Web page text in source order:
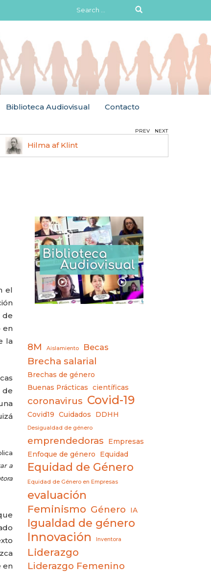
Search
for:
Biblioteca Audiovisual Contacto
Agnès Varda
PREV NEXT
el
de
en
la
de
a
en
8M Aislamiento Becas
Brecha salarial
Brechas de género
Buenas Prácticas
científicas
coronavirus Covid-19
Covid19 Cuidados DDHH
Desigualdad de género
emprendedoras
Empresas
Enfoque de género
Equidad
Equidad de Género
Equidad de Género en Empresas
evaluación
Feminismo Género IA
Igualdad de género
Innovación Inventora
Liderazgo
Liderazgo Femenino